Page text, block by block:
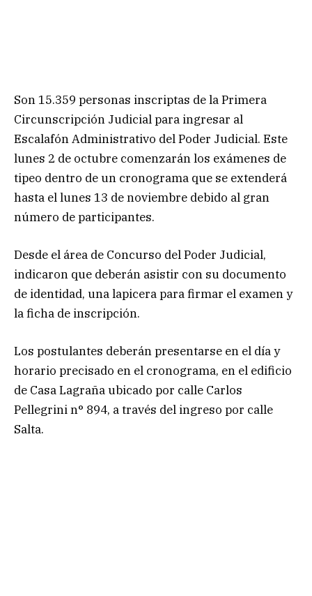
Son 15.359 personas inscriptas de la Primera
Circunscripción Judicial para ingresar al
Escalafón Administrativo del Poder Judicial. Este
lunes 2 de octubre comenzarán los exámenes de
tipeo dentro de un cronograma que se extenderá
hasta el lunes 13 de noviembre debido al gran
número de participantes.
Desde el área de Concurso del Poder Judicial,
indicaron que deberán asistir con su documento
de identidad, una lapicera para firmar el examen y
la ficha de inscripción.
Los postulantes deberán presentarse en el día y
horario precisado en el cronograma, en el edificio
de Casa Lagraña ubicado por calle Carlos
Pellegrini n° 894, a través del ingreso por calle
Salta.